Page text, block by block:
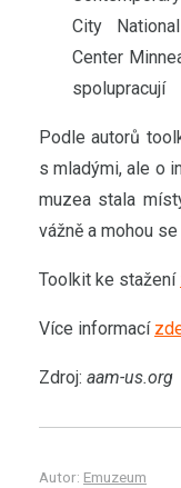
City
Center
spolupracují
Podle autorů
s mladými, ale o
muzea stala
vážně a mohou
Toolkit ke stažení
Více informací
Zdroj: aam-us.org
Autor: Emuzeum